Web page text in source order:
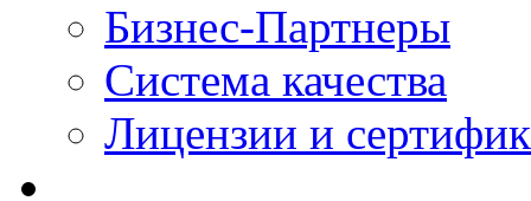
Бизнес-Партнеры
Система качества
Лицензии и